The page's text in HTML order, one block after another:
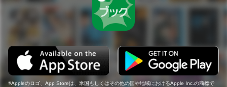
Appleのロゴ、App Storeは、米国もしくはその他の国や地域におけるApple Inc.の商標で